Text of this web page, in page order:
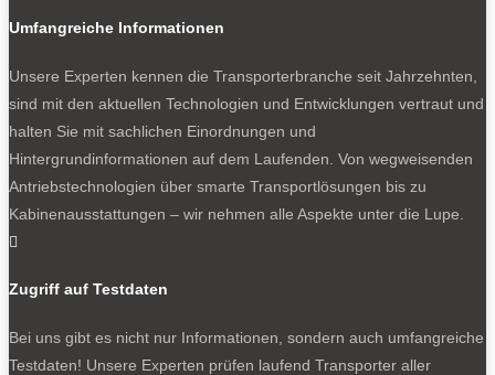
Umfangreiche Informationen
Unsere Experten kennen die Transporterbranche seit Jahrzehnten,
sind mit den aktuellen Technologien und Entwicklungen vertraut und
halten Sie mit sachlichen Einordnungen und
Hintergrundinformationen auf dem Laufenden. Von wegweisenden
Antriebstechnologien über smarte Transportlösungen bis zu
Kabinenausstattungen – wir nehmen alle Aspekte unter die Lupe.

Zugriff auf Testdaten
Bei uns gibt es nicht nur Informationen, sondern auch umfangreiche
Testdaten! Unsere Experten prüfen laufend Transporter aller